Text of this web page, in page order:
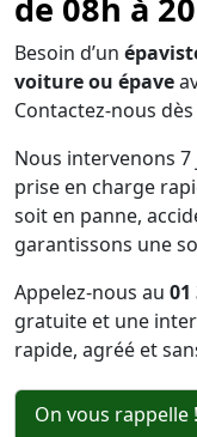
de 08h à
Besoin d’un
voiture ou épave
Contactez-nous
Nous intervenons
prise en charge
soit en panne,
garantissons une
Appelez-nous au 01
gratuite et une
rapide, agréé et
On vous rappelle !